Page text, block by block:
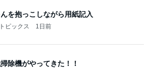
を抱っこしながら用紙記入
ピックス 1日前
除機がやってきた！！